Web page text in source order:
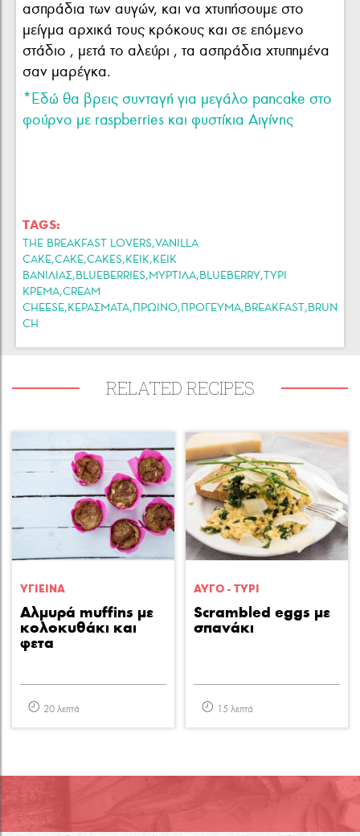
ασπράδια των αυγών, και να χτυπήσουμε στο
μείγμα αρχικά τους κρόκους και σε επόμενο
στάδιο , μετά το αλεύρι , τα ασπράδια χτυπημένα
σαν μαρέγκα.
*Εδώ θα βρεις συνταγή για μεγάλο pancake στο
φούρνο με raspberries και φυστίκια Αιγίνης
TAGS:
THE BREAKFAST LOVERS,VANILLA
CAKE,CAKE,CAKES,ΚΕΙΚ,ΚΕΙΚ
ΒΑΝΙΛΙΑΣ,BLUEBERRIES,ΜΥΡΤΙΛΑ,BLUEBERRY,ΤΥΡΙ
ΚΡΕΜΑ,CREAM
CHEESE,ΚΕΡΑΣΜΑΤΑ,ΠΡΩΙΝΟ,ΠΡΟΓΕΥΜΑ,BREAKFAST,BRUN
CH
RELATED RECIPES
ΥΓΙΕΙΝA
Αλμυρά muffins με
κολοκυθάκι και
φετα
20 λεπτά
ΑΥΓΟ - ΤΥΡΙ
Scrambled eggs με
σπανάκι
15 λεπτά